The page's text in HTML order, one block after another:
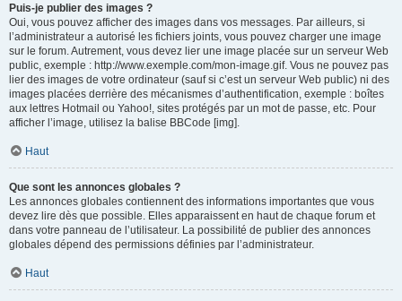
Puis-je publier des images ?
Oui, vous pouvez afficher des images dans vos messages. Par ailleurs, si
l’administrateur a autorisé les fichiers joints, vous pouvez charger une image
sur le forum. Autrement, vous devez lier une image placée sur un serveur Web
public, exemple : http://www.exemple.com/mon-image.gif. Vous ne pouvez pas
lier des images de votre ordinateur (sauf si c’est un serveur Web public) ni des
images placées derrière des mécanismes d’authentification, exemple : boîtes
aux lettres Hotmail ou Yahoo!, sites protégés par un mot de passe, etc. Pour
afficher l’image, utilisez la balise BBCode [img].
Haut
Que sont les annonces globales ?
Les annonces globales contiennent des informations importantes que vous
devez lire dès que possible. Elles apparaissent en haut de chaque forum et
dans votre panneau de l’utilisateur. La possibilité de publier des annonces
globales dépend des permissions définies par l’administrateur.
Haut